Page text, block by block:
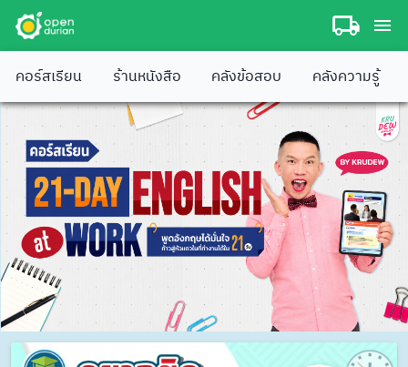
คอร์สเรียน ร้านหนังสือ คลังข้อสอบ คลังความรู้